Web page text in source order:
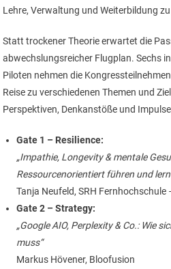
Lehre, Verwaltung und Weiterbildung
Statt trockener Theorie erwartet die
abwechslungsreicher Flugplan. Sechs
Piloten nehmen die
Reise zu verschiedenen Themen und
Perspektiven, Denkanstöße und
Gate 1 – Resilience:
„Impathie, Longevity & mentale
Ressourcenorientiert führen und
Tanja Neufeld, SRH Fernhochschule
Gate 2 – Strategy:
„Google AIO, Perplexity & Co.: Wie
muss“
Markus Hövener, Bloofusion